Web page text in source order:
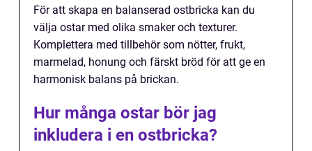
För att skapa en balanserad ostbricka kan du
välja ostar med olika smaker och texturer.
Komplettera med tillbehör som nötter, frukt,
marmelad, honung och färskt bröd för att ge en
harmonisk balans på brickan.
Hur många ostar bör jag
inkludera i en ostbricka?